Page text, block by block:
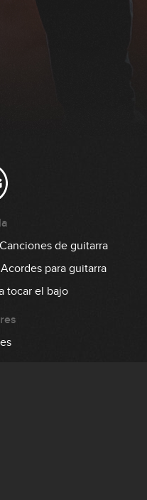
Canciones de guitarra
Acordes para guitarra
tocar el bajo